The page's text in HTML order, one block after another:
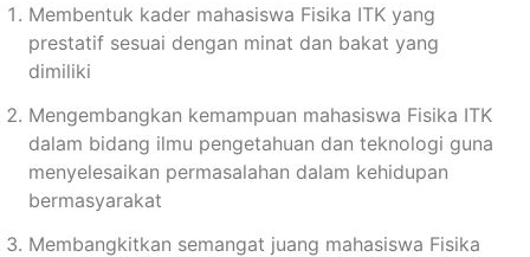
Membentuk kader mahasiswa Fisika ITK yang
prestatif sesuai dengan minat dan bakat yang
dimiliki
Mengembangkan kemampuan mahasiswa Fisika ITK
dalam bidang ilmu pengetahuan dan teknologi guna
menyelesaikan permasalahan dalam kehidupan
bermasyarakat
Membangkitkan semangat juang mahasiswa Fisika